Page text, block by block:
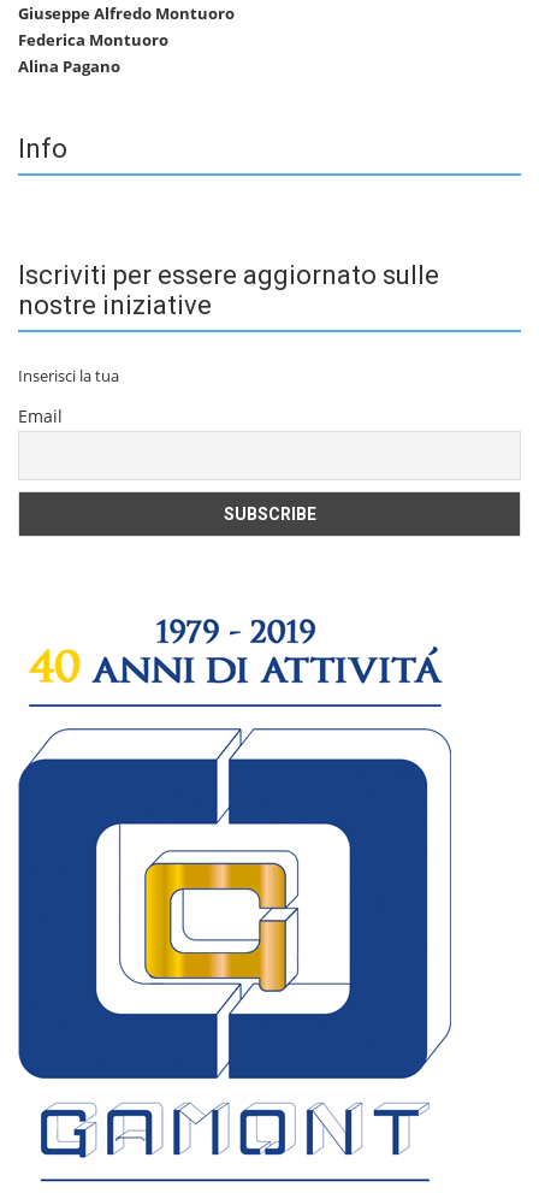
Giuseppe Alfredo Montuoro
Federica Montuoro
Alina Pagano
Info
Iscriviti per essere aggiornato sulle
nostre iniziative
Inserisci la tua
Email